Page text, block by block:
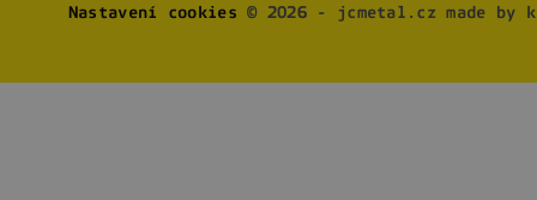
Nastavení cookies © 2026 - jcmetal.cz made by